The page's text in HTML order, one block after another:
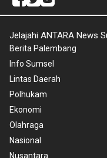
Jelajahi ANTARA News
Berita Palembang
Info Sumsel
Lintas Daerah
Polhukam
Ekonomi
Olahraga
Nasional
Nusantara